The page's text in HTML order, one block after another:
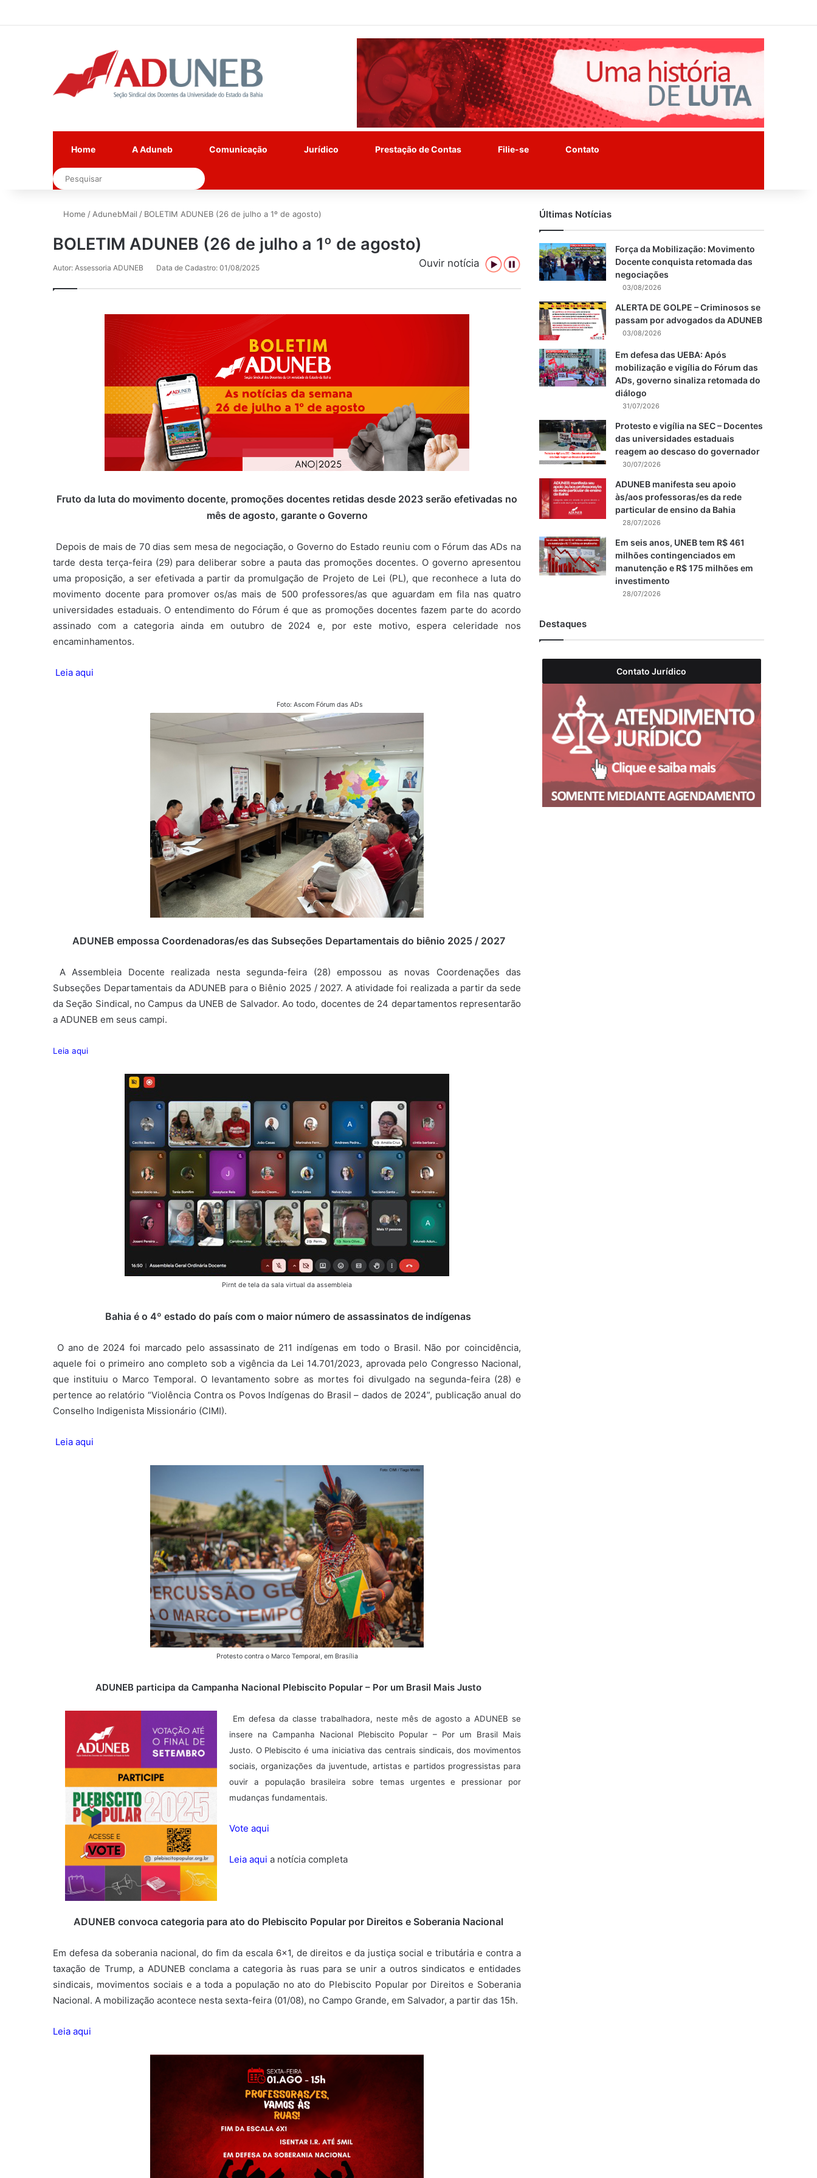
Home A Aduneb Comunicação Jurídico Prestação de Contas Filie-se Contato
Pesquisar
Home / AdunebMail / BOLETIM ADUNEB (26 de julho a 1º de agosto)
BOLETIM ADUNEB (26 de julho a 1º de agosto)
Ouvir notícia
Autor: Assessoria ADUNEB Data de Cadastro: 01/08/2025
Fruto da luta do movimento docente, promoções docentes retidas desde 2023 serão efetivadas no
mês de agosto, garante o Governo
Depois de mais de 70 dias sem mesa de negociação, o Governo do Estado reuniu com o Fórum das ADs na
tarde desta terça-feira (29) para deliberar sobre a pauta das promoções docentes. O governo apresentou
uma proposição, a ser efetivada a partir da promulgação de Projeto de Lei (PL), que reconhece a luta do
movimento docente para promover os/as mais de 500 professores/as que aguardam em fila nas quatro
universidades estaduais. O entendimento do Fórum é que as promoções docentes fazem parte do acordo
assinado com a categoria ainda em outubro de 2024 e, por este motivo, espera celeridade nos
encaminhamentos.
Leia aqui
Foto: Ascom Fórum das ADs
ADUNEB empossa Coordenadoras/es das Subseções Departamentais do biênio 2025 / 2027
A Assembleia Docente realizada nesta segunda-feira (28) empossou as novas Coordenações das
Subseções Departamentais da ADUNEB para o Biênio 2025 / 2027. A atividade foi realizada a partir da sede
da Seção Sindical, no Campus da UNEB de Salvador. Ao todo, docentes de 24 departamentos representarão
a ADUNEB em seus campi.
Leia aqui
Pirnt de tela da sala virtual da assembleia
Bahia é o 4º estado do país com o maior número de assassinatos de indígenas
O ano de 2024 foi marcado pelo assassinato de 211 indígenas em todo o Brasil. Não por coincidência,
aquele foi o primeiro ano completo sob a vigência da Lei 14.701/2023, aprovada pelo Congresso Nacional,
que instituiu o Marco Temporal. O levantamento sobre as mortes foi divulgado na segunda-feira (28) e
pertence ao relatório “Violência Contra os Povos Indígenas do Brasil – dados de 2024”, publicação anual do
Conselho Indigenista Missionário (CIMI).
Leia aqui
Protesto contra o Marco Temporal, em Brasília
ADUNEB participa da Campanha Nacional Plebiscito Popular – Por um Brasil Mais Justo
Em defesa da classe trabalhadora, neste mês de agosto a ADUNEB se
insere na Campanha Nacional Plebiscito Popular – Por um Brasil Mais
Justo. O Plebiscito é uma iniciativa das centrais sindicais, dos movimentos
sociais, organizações da juventude, artistas e partidos progressistas para
ouvir a população brasileira sobre temas urgentes e pressionar por
mudanças fundamentais.
Vote aqui
Leia aqui a notícia completa
ADUNEB convoca categoria para ato do Plebiscito Popular por Direitos e Soberania Nacional
Em defesa da soberania nacional, do fim da escala 6x1, de direitos e da justiça social e tributária e contra a
taxação de Trump, a ADUNEB conclama a categoria às ruas para se unir a outros sindicatos e entidades
sindicais, movimentos sociais e a toda a população no ato do Plebiscito Popular por Direitos e Soberania
Nacional. A mobilização acontece nesta sexta-feira (01/08), no Campo Grande, em Salvador, a partir das 15h.
Leia aqui
Últimas Notícias
Força da Mobilização: Movimento
Docente conquista retomada das
negociações
03/08/2026
ALERTA DE GOLPE – Criminosos se
passam por advogados da ADUNEB
03/08/2026
Em defesa das UEBA: Após
mobilização e vigília do Fórum das
ADs, governo sinaliza retomada do
diálogo
31/07/2026
Protesto e vigília na SEC – Docentes
das universidades estaduais
reagem ao descaso do governador
30/07/2026
ADUNEB manifesta seu apoio
às/aos professoras/es da rede
particular de ensino da Bahia
28/07/2026
Em seis anos, UNEB tem R$ 461
milhões contingenciados em
manutenção e R$ 175 milhões em
investimento
28/07/2026
Destaques
Contato Jurídico